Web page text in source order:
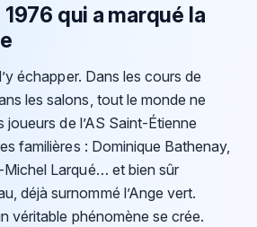
qui a marqué la
échapper. Dans les cours de
les salons, tout le monde ne
joueurs de l’AS Saint-Étienne
familières : Dominique Bathenay,
Larqué… et bien sûr
déjà surnommé l’Ange vert.
véritable phénomène se crée.